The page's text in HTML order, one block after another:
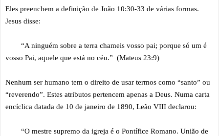
Eles preenchem a definição de João 10:30-33 de várias formas.
Jesus disse:
“A ninguém sobre a terra chameis vosso pai; porque só um é
vosso Pai, aquele que está no céu.” (Mateus 23:9)
Nenhum ser humano tem o direito de usar termos como “santo” ou
“reverendo”. Estes atributos pertencem apenas a Deus. Numa carta
encíclica datada de 10 de janeiro de 1890, Leão VIII declarou:
“O mestre supremo da igreja é o Pontífice Romano. União de